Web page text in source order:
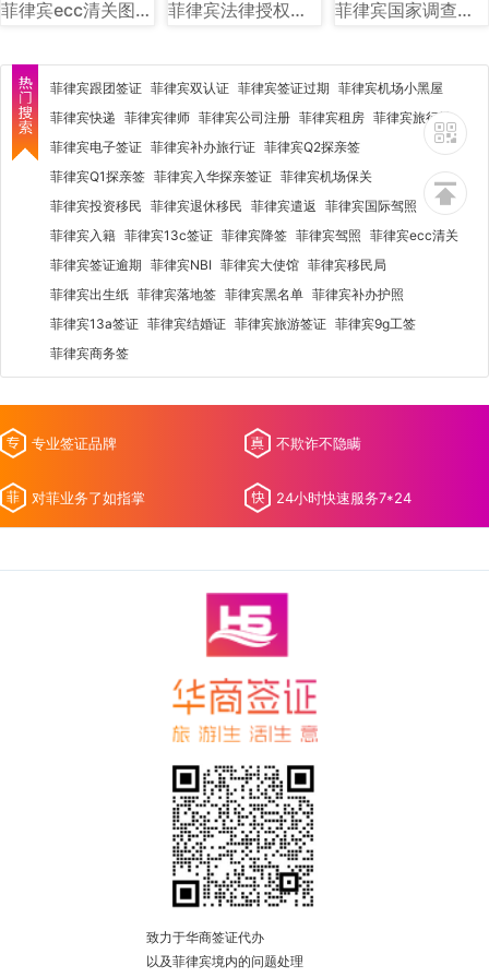
菲律宾ecc清关图片样式讲解 菲律宾法律授权社会福利和发展部（DSWD）图文讲解 菲律宾国家调查局（NBI）图文讲解
菲律宾跟团签证 菲律宾双认证 菲律宾签证过期 菲律宾机场小黑屋
菲律宾快递 菲律宾律师 菲律宾公司注册 菲律宾租房 菲律宾旅行社
菲律宾电子签证 菲律宾补办旅行证 菲律宾Q2探亲签
菲律宾Q1探亲签 菲律宾入华探亲签证 菲律宾机场保关
菲律宾投资移民 菲律宾退休移民 菲律宾遣返
菲律宾国际驾照
菲律宾入籍 菲律宾13c签证 菲律宾降签 菲律宾驾照 菲律宾ecc清关
菲律宾签证逾期 菲律宾NBI 菲律宾大使馆 菲律宾移民局
菲律宾出生纸 菲律宾落地签 菲律宾黑名单 菲律宾补办护照
菲律宾13a签证 菲律宾结婚证 菲律宾旅游签证 菲律宾9g工签
菲律宾商务签
专业签证品牌 不欺诈不隐瞒
对菲业务了如指掌 24小时快速服务7*24
致力于华商签证代办
以及菲律宾境内的问题处理